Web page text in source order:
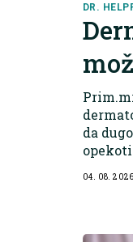
DR.
da
04. 08. 2026.